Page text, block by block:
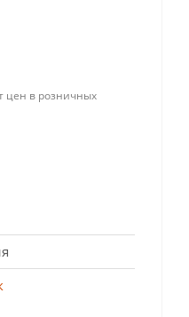
цен в розничных